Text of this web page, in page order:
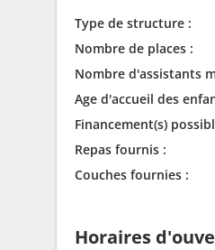
Type de structure :
Nombre de places :
Nombre d'assistants
Age d'accueil des
Financement(s)
Repas fournis :
Couches fournies :
Horaires